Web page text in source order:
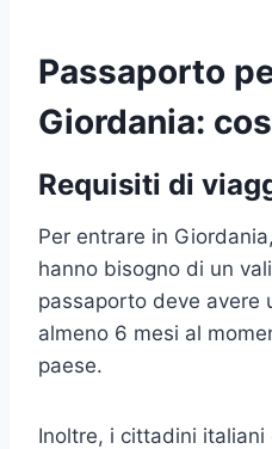
Passaporto
Giordania:
Requisiti di
Per entrare in
hanno bisogno di un
passaporto deve avere
almeno 6 mesi al
paese.
Inoltre, i cittadini